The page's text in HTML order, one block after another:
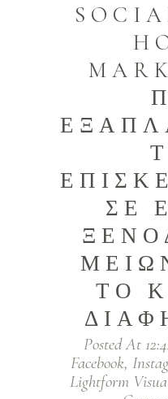
ΣΕ
ΤΟ
Posted At
Facebook,
Lightform